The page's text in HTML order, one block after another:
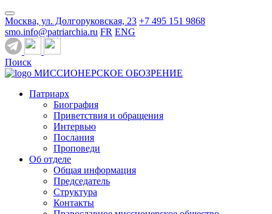
Москва, ул. Долгоруковская, 23 +7 495 151 9868
smo.info@patriarchia.ru FR ENG
Поиск
МИССИОНЕРСКОЕ ОБОЗРЕНИЕ
Патриарх
Биография
Приветствия и обращения
Интервью
Послания
Проповеди
Об отделе
Общая информация
Председатель
Структура
Контакты